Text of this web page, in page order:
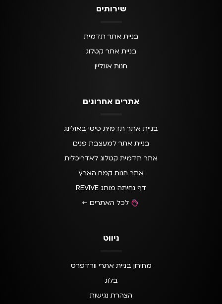
שירותים
בניית אתר תדמית
בניית אתר קטלוג
חנות אונליין
ניווט
מחירון בניית אתרי וורדפרס
בלוג
הצהרת נגישות
אתרים אחרונים
בניית אתר תדמית סיטי באולינג
בניית אתר למעצבת פנים
אתר תדמית קטלוג לאדריכלית
אתר חנות קמח הארץ
דף נחיתה מותג REVIVE
לכל האתרים ←